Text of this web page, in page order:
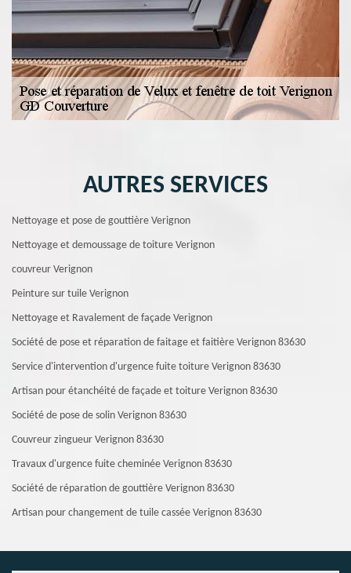
AUTRES SERVICES
Nettoyage et pose de gouttière Verignon
Nettoyage et demoussage de toiture Verignon
couvreur Verignon
Peinture sur tuile Verignon
Nettoyage et Ravalement de façade Verignon
Société de pose et réparation de faitage et faitière Verignon 83630
Service d'intervention d'urgence fuite toiture Verignon 83630
Artisan pour étanchéité de façade et toiture Verignon 83630
Société de pose de solin Verignon 83630
Couvreur zingueur Verignon 83630
Travaux d'urgence fuite cheminée Verignon 83630
Société de réparation de gouttière Verignon 83630
Artisan pour changement de tuile cassée Verignon 83630